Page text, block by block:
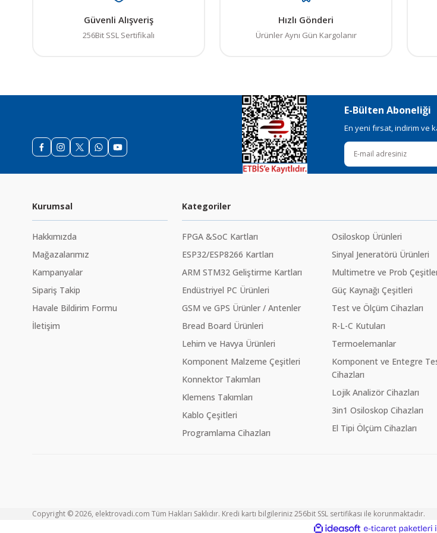
Güvenli Alışveriş
256Bit SSL Sertifikalı
Hızlı Gönderi
Ürünler Aynı Gün Kargolanır
E-Bülten Aboneliği
En yeni fırsat, indirim ve
Kurumsal
Hakkımızda
Mağazalarımız
Kampanyalar
Sipariş Takip
Havale Bildirim Formu
İletişim
Kategoriler
FPGA &SoC Kartları
ESP32/ESP8266 Kartları
ARM STM32 Geliştirme Kartları
Endüstriyel PC Ürünleri
GSM ve GPS Ürünler / Antenler
Bread Board Ürünleri
Lehim ve Havya Ürünleri
Komponent Malzeme Çeşitleri
Konnektor Takımları
Klemens Takımları
Kablo Çeşitleri
Programlama Cihazları
Osiloskop Ürünleri
Sinyal Jeneratörü Ürünleri
Multimetre ve Prob
Güç Kaynağı Çeşitleri
Test ve Ölçüm Cihazları
R-L-C Kutuları
Termoelemanlar
Komponent ve Entegre
Cihazları
Lojik Analizör Cihazları
3in1 Osiloskop Cihazları
El Tipi Ölçüm Cihazları
Copyright © 2026, elektrovadi.com Tüm Hakları Saklıdır. Kredi kartı bilgileriniz 256bit SSL sertifikası ile korunmaktadır.
ideasoft